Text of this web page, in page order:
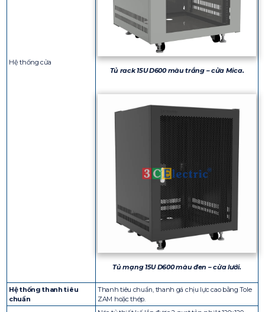
Hệ thống cửa
Tủ rack 15U D600 màu trắng – cửa Mica.
Tủ mạng 15U D600 màu đen – cửa lưới.
Hệ thống thanh tiêu
chuẩn
Thanh tiêu chuẩn, thanh gá chịu lực cao bằng Tole
ZAM hoặc thép.